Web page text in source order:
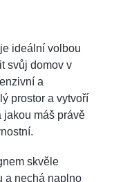
ideální volbou
svůj domov v
a
prostor a vytvoří
jakou máš právě
skvěle
a nechá naplno